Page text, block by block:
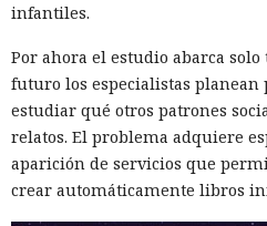
infantiles.
Por ahora el estudio abarca solo
futuro los especialistas
estudiar qué otros patrones
relatos. El problema adquiere
aparición de servicios que
crear automáticamente libros